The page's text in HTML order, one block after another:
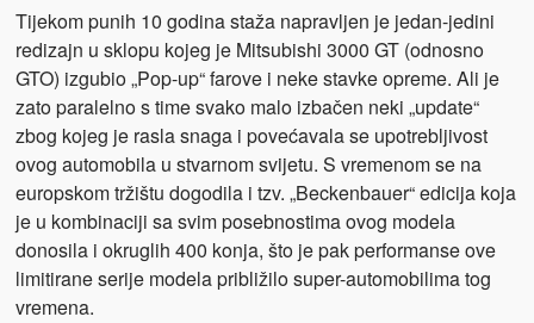
Tijekom punih 10 godina staža napravljen je jedan-jedini
redizajn u sklopu kojeg je Mitsubishi 3000 GT (odnosno
GTO) izgubio „Pop-up“ farove i neke stavke opreme. Ali je
zato paralelno s time svako malo izbačen neki „update“
zbog kojeg je rasla snaga i povećavala se upotrebljivost
ovog automobila u stvarnom svijetu. S vremenom se na
europskom tržištu dogodila i tzv. „Beckenbauer“ edicija koja
je u kombinaciji sa svim posebnostima ovog modela
donosila i okruglih 400 konja, što je pak performanse ove
limitirane serije modela približilo super-automobilima tog
vremena.